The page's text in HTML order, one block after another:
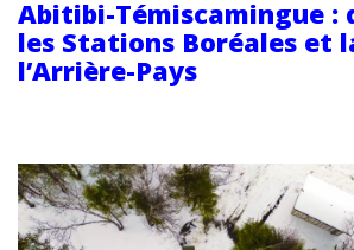
Abitibi-Témiscamingue :
les Stations Boréales et
l’Arrière-Pays